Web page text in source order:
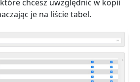
chcesz uwzględnić w kopii
je na liście tabel.